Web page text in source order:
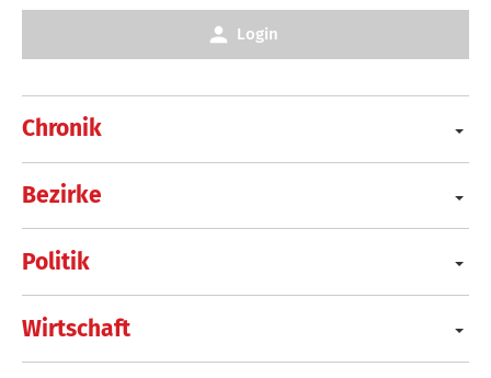
Chronik
Bezirke
Politik
Wirtschaft
Login